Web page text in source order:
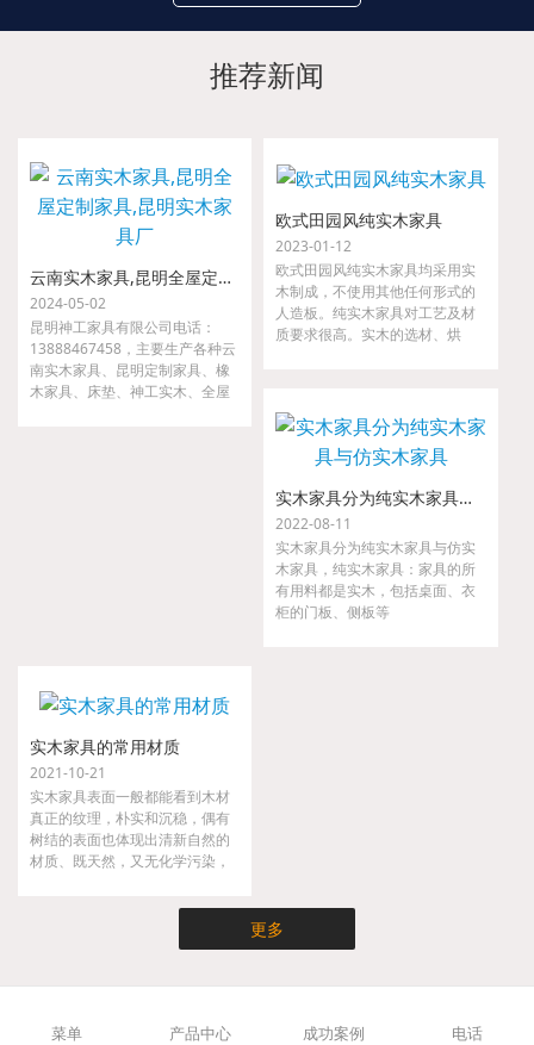
推荐新闻
云南实木家具,昆明全屋定制家具,昆明实木家具厂
2024-05-02
昆明神工家具有限公司电话：
13888467458，主要生产各种云
南实木家具、昆明定制家具、橡
木家具、床垫、神工实木、全屋
欧式田园风纯实木家具
2023-01-12
欧式田园风纯实木家具均采用实
木制成，不使用其他任何形式的
人造板。纯实木家具对工艺及材
质要求很高。实木的选材、烘
象，大则整套家具变形，以至无
法使用。
实木家具分为纯实木家具与仿实木家具
2022-08-11
实木家具分为纯实木家具与仿实
木家具，纯实木家具：家具的所
有用料都是实木，包括桌面、衣
柜的门板、侧板等
实木家具的常用材质
2021-10-21
实木家具表面一般都能看到木材
真正的纹理，朴实和沉稳，偶有
树结的表面也体现出清新自然的
材质、既天然，又无化学污染，
现代都市人崇尚大自然的家具。
更多
菜单 产品中心 成功案例 电话